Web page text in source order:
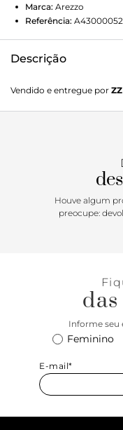
Marca: Arezzo
Referência:
Descrição
tem fivela metálica
Parte interna em
Vendido e entregue por
Houve algum
preocupe:
Informe seu
Feminino
E-mail*